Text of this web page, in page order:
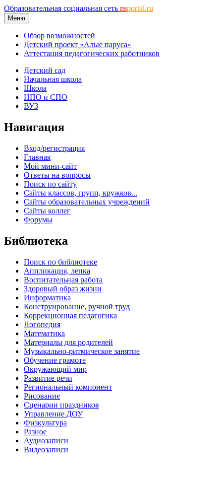
Образовательная социальная сеть nsportal.ru
Меню
Обзор возможностей
Детский проект «Алые паруса»
Аттестация педагогических работников
Детский сад
Начальная школа
Школа
НПО и СПО
ВУЗ
Навигация
Вход/регистрация
Главная
Мой мини-сайт
Ответы на вопросы
Поиск по сайту
Сайты классов, групп, кружков...
Сайты образовательных учреждений
Сайты коллег
Форумы
Библиотека
Поиск по библиотеке
Аппликация, лепка
Воспитательная работа
Здоровый образ жизни
Информатика
Конструирование, ручной труд
Коррекционная педагогика
Логопедия
Математика
Материалы для родителей
Музыкально-ритмическое занятие
Обучение грамоте
Окружающий мир
Развитие речи
Региональный компонент
Рисование
Сценарии праздников
Управление ДОУ
Физкультура
Разное
Аудиозаписи
Видеозаписи